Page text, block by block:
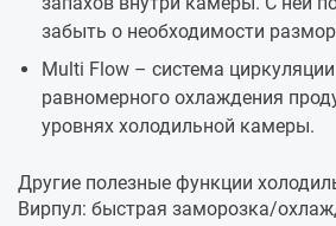
забыть о необходимости
Multi Flow – система
равномерного охлаждения
уровнях холодильной камеры.
Другие полезные функции
Вирпул: быстрая заморозка/